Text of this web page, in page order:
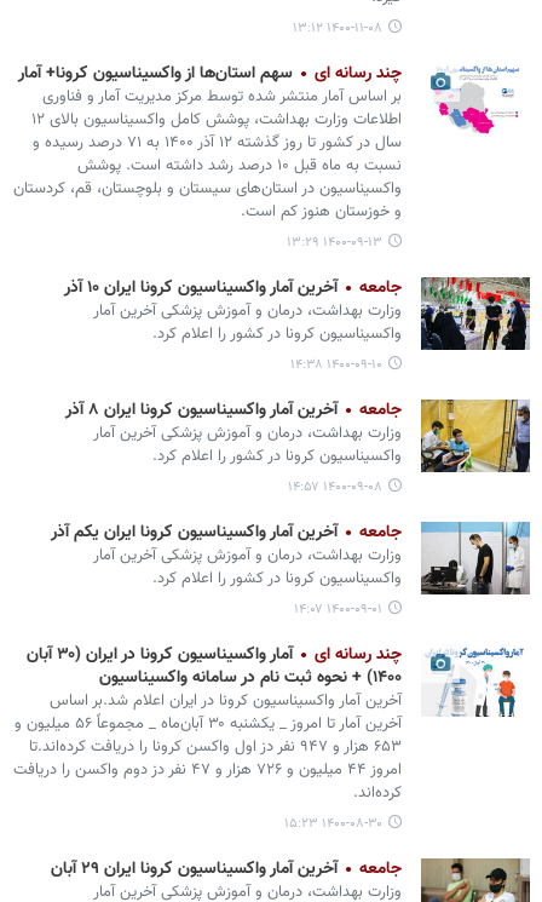
۱۴۰۰-۱۱-۰۸ ۱۳:۱۲
چند رسانه ای سهم استان‌ها از واکسیناسیون کرونا+ آمار
بر اساس آمار منتشر شده توسط مرکز مدیریت آمار و فناوری
اطلاعات وزارت بهداشت، پوشش کامل واکسیناسیون بالای ۱۲
سال در کشور تا روز گذشته ۱۲ آذر ۱۴۰۰ به ۷۱ درصد رسیده و
نسبت به ماه قبل ۱۰ درصد رشد داشته است. پوشش
واکسیناسیون در استان‌های سیستان و بلوچستان، قم، کردستان
و خوزستان هنوز کم است.
۱۴۰۰-۰۹-۱۳ ۱۳:۲۹
جامعه آخرین آمار واکسیناسیون کرونا ایران ۱۰ آذر
وزارت بهداشت، درمان و آموزش پزشکی آخرین آمار
واکسیناسیون کرونا در کشور را اعلام کرد.
۱۴۰۰-۰۹-۱۰ ۱۴:۳۸
جامعه آخرین آمار واکسیناسیون کرونا ایران ۸ آذر
وزارت بهداشت، درمان و آموزش پزشکی آخرین آمار
واکسیناسیون کرونا در کشور را اعلام کرد.
۱۴۰۰-۰۹-۰۸ ۱۴:۵۷
جامعه آخرین آمار واکسیناسیون کرونا ایران یکم آذر
وزارت بهداشت، درمان و آموزش پزشکی آخرین آمار
واکسیناسیون کرونا در کشور را اعلام کرد.
۱۴۰۰-۰۹-۰۱ ۱۴:۰۷
چند رسانه ای
آمار واکسیناسیون کرونا در ایران (۳۰ آبان
۱۴۰۰) + نحوه ثبت نام در سامانه واکسیناسیون
آخرین آمار واکسیناسیون کرونا در ایران اعلام شد.بر اساس
آخرین آمار تا امروز _ یکشنبه ۳۰ آبان‌ماه _ مجموعاً ۵۶ میلیون و
۶۵۳ هزار و ۹۴۷ نفر دز اول واکسن کرونا را دریافت کرده‌اند.تا
امروز ۴۴ میلیون و ۷۲۶ هزار و ۴۷ نفر دز دوم واکسن را دریافت
کرده‌اند.
۱۴۰۰-۰۸-۳۰ ۱۵:۲۳
جامعه آخرین آمار واکسیناسیون کرونا ایران ۲۹ آبان
وزارت بهداشت، درمان و آموزش پزشکی آخرین آمار